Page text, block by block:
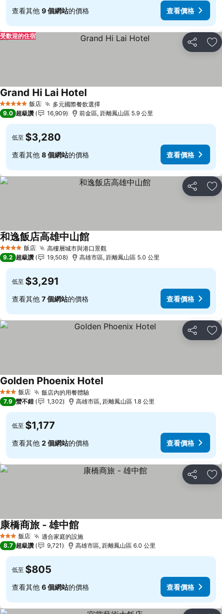
查看其他 9 個網站的價格 查看價格
分享 加
受歡迎的住宿
5 星級 飯店 多元國際餐飲選擇查看價格
Grand Hi Lai Hotel查看價格
9.0 超級讚 16,909 前金區, 距離鳳山區 5.9 公里
低至 $3,280
查看其他 8 個網站的價格 查看價格
分享 加
4 星級 飯店 高樓層城市與港口景觀查看價格
和逸飯店高雄中山館
9.2 超級讚 19,508 高雄市區, 距離鳳山區 5.0 公里
低至 $3,291
查看其他 7 個網站的價格 查看價格
分享 加
3 星級 飯店 飯店內的用餐體驗查看價格
Golden Phoenix Hotel查看價格
7.9 蠻不錯 1,302 高雄市區, 距離鳳山區 1.8 公里
低至 $1,177
查看其他 2 個網站的價格 查看價格
分享 加
3 星級 飯店 適合家庭的設施查看價格
康橋商旅 - 雄中館
8.7 超級讚 9,721 高雄市區, 距離鳳山區 6.0 公里
低至 $805
查看其他 6 個網站的價格 查看價格